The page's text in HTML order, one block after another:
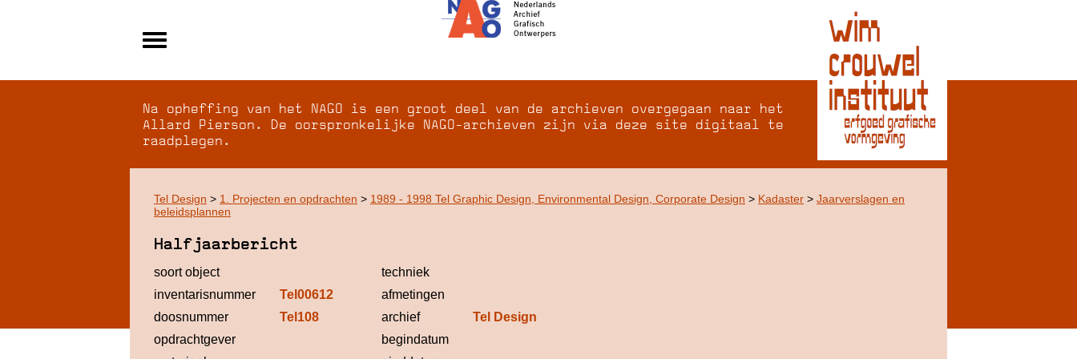
Over WCI
Inloggen
Na opheffing van het NAGO is een groot deel van de archieven overgegaan naar het
Allard Pierson. De oorspronkelijke NAGO-archieven zijn via deze site digitaal te
raadplegen.
Tel Design > 1. Projecten en opdrachten > 1989 - 1998 Tel Graphic Design, Environmental Design, Corporate Design > Kadaster > Jaarverslagen en
beleidsplannen
Halfjaarbericht
soort object
techniek
inventarisnummer
Tel00612
afmetingen
doosnummer
Tel108 archief
Tel Design
opdrachtgever
begindatum